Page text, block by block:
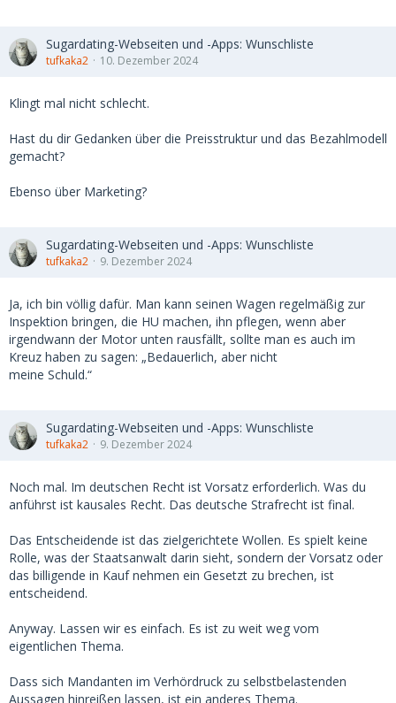
Sugardating-Webseiten und -Apps: Wunschliste
tufkaka2 10. Dezember 2024
Klingt mal nicht schlecht.
Hast du dir Gedanken über die Preisstruktur und das Bezahlmodell
gemacht?
Ebenso über Marketing?
Sugardating-Webseiten und -Apps: Wunschliste
tufkaka2 9. Dezember 2024
Ja, ich bin völlig dafür. Man kann seinen Wagen regelmäßig zur
Inspektion bringen, die HU machen, ihn pflegen, wenn aber
irgendwann der Motor unten rausfällt, sollte man es auch im
Kreuz haben zu sagen: „Bedauerlich, aber nicht
meine Schuld.“
Sugardating-Webseiten und -Apps: Wunschliste
tufkaka2 9. Dezember 2024
Noch mal. Im deutschen Recht ist Vorsatz erforderlich. Was du
anführst ist kausales Recht. Das deutsche Strafrecht ist final.
Das Entscheidende ist das zielgerichtete Wollen. Es spielt keine
Rolle, was der Staatsanwalt darin sieht, sondern der Vorsatz oder
das billigende in Kauf nehmen ein Gesetzt zu brechen, ist
entscheidend.
Anyway. Lassen wir es einfach. Es ist zu weit weg vom
eigentlichen Thema.
Dass sich Mandanten im Verhördruck zu selbstbelastenden
Aussagen hinreißen lassen, ist ein anderes Thema.